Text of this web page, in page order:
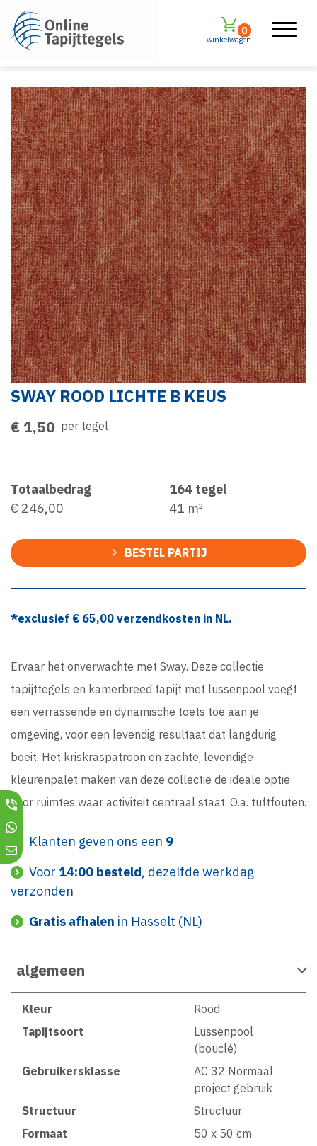
winkelwagen
0
SWAY ROOD LICHTE B KEUS
€ 1,50 per tegel
Totaalbedrag
€ 246,00
164 tegel
41 m²
BESTEL PARTIJ
*exclusief € 65,00 verzendkosten in NL.
Ervaar het onverwachte met Sway. Deze collectie
tapijttegels en kamerbreed tapijt met lussenpool voegt
een verrassende en dynamische toets toe aan je
omgeving, voor een levendig resultaat dat langdurig
boeit. Het kriskraspatroon en zachte, levendige
kleurenpalet maken van deze collectie de ideale optie
voor ruimtes waar activiteit centraal staat. O.a. tuftfouten.
Klanten geven ons een 9
Voor 14:00 besteld, dezelfde werkdag
verzonden
Gratis afhalen in Hasselt (NL)
algemeen
Kleur
Rood
Tapijtsoort
Lussenpool
(bouclé)
Gebruikersklasse
AC 32 Normaal
project gebruik
Structuur
Structuur
Formaat
50 x 50 cm